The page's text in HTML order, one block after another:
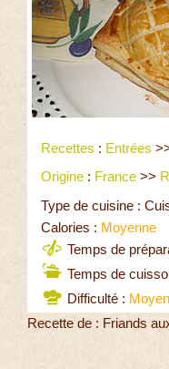
Recettes : Entrées
Origine : France >>
Type de cuisine :
Calories : Moyenne
Temps de
Temps de
Difficulté :
Recette de : Friands